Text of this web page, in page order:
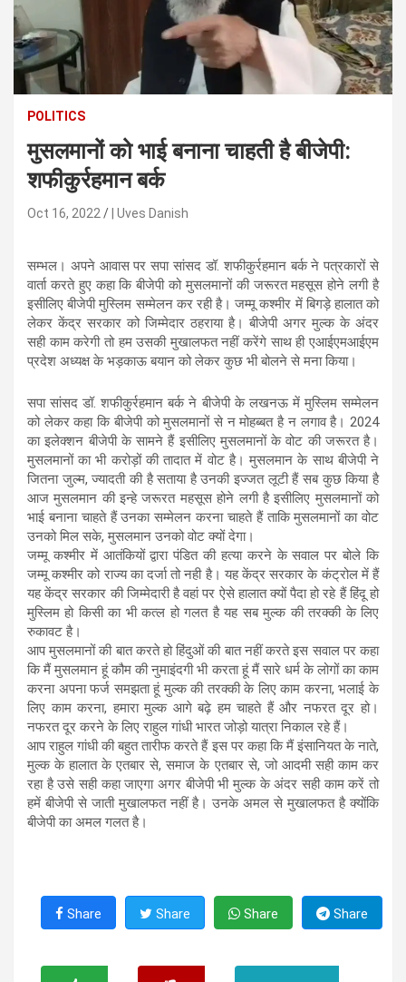
POLITICS
मुसलमानों को भाई बनाना चाहती है बीजेपी:
शफीकुर्रहमान बर्क
Oct 16, 2022 | Uves Danish
सम्भल। अपने आवास पर सपा सांसद डॉ. शफीकुर्रहमान बर्क ने पत्रकारों से
वार्ता करते हुए कहा कि बीजेपी को मुसलमानों की जरूरत महसूस होने लगी है
इसीलिए बीजेपी मुस्लिम सम्मेलन कर रही है। जम्मू कश्मीर में बिगड़े हालात को
लेकर केंद्र सरकार को जिम्मेदार ठहराया है। बीजेपी अगर मुल्क के अंदर
सही काम करेगी तो हम उसकी मुखालफत नहीं करेंगे साथ ही एआईएमआईएम
प्रदेश अध्यक्ष के भड़काऊ बयान को लेकर कुछ भी बोलने से मना किया।
सपा सांसद डॉ. शफीकुर्रहमान बर्क ने बीजेपी के लखनऊ में मुस्लिम सम्मेलन
को लेकर कहा कि बीजेपी को मुसलमानों से न मोहब्बत है न लगाव है। 2024
का इलेक्शन बीजेपी के सामने हैं इसीलिए मुसलमानों के वोट की जरूरत है।
मुसलमानों का भी करोड़ों की तादात में वोट है। मुसलमान के साथ बीजेपी ने
जितना जुल्म, ज्यादती की है सताया है उनकी इज्जत लूटी हैं सब कुछ किया है
आज मुसलमान की इन्हे जरूरत महसूस होने लगी है इसीलिए मुसलमानों को
भाई बनाना चाहते हैं उनका सम्मेलन करना चाहते हैं ताकि मुसलमानों का वोट
उनको मिल सके, मुसलमान उनको वोट क्यों देगा।
जम्मू कश्मीर में आतंकियों द्वारा पंडित की हत्या करने के सवाल पर बोले कि
जम्मू कश्मीर को राज्य का दर्जा तो नही है। यह केंद्र सरकार के कंट्रोल में हैं
यह केंद्र सरकार की जिम्मेदारी है वहां पर ऐसे हालात क्यों पैदा हो रहे हैं हिंदू हो
मुस्लिम हो किसी का भी कत्ल हो गलत है यह सब मुल्क की तरक्की के लिए
रुकावट है।
आप मुसलमानों की बात करते हो हिंदुओं की बात नहीं करते इस सवाल पर कहा
कि मैं मुसलमान हूं कौम की नुमाइंदगी भी करता हूं मैं सारे धर्म के लोगों का काम
करना अपना फर्ज समझता हूं मुल्क की तरक्की के लिए काम करना, भलाई के
लिए काम करना, हमारा मुल्क आगे बढ़े हम चाहते हैं और नफरत दूर हो।
नफरत दूर करने के लिए राहुल गांधी भारत जोड़ो यात्रा निकाल रहे हैं।
आप राहुल गांधी की बहुत तारीफ करते हैं इस पर कहा कि मैं इंसानियत के नाते,
मुल्क के हालात के एतबार से, समाज के एतबार से, जो आदमी सही काम कर
रहा है उसे सही कहा जाएगा अगर बीजेपी भी मुल्क के अंदर सही काम करें तो
हमें बीजेपी से जाती मुखालफत नहीं है। उनके अमल से मुखालफत है क्योंकि
बीजेपी का अमल गलत है।
Share Share Share Share